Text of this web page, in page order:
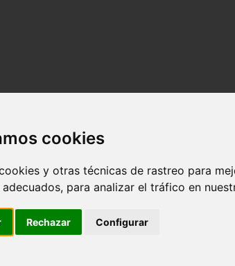
cookies
y otras técnicas de rastreo para
adecuados, para analizar el tráfico en
Rechazar Configurar